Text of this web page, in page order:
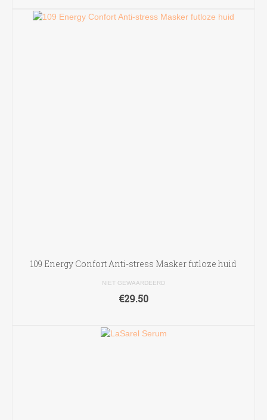
109 Energy Confort Anti-stress Masker futloze huid
NIET GEWAARDEERD
€29.50